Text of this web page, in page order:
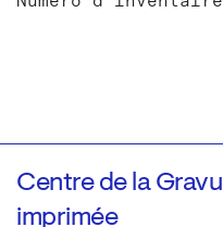
Centre de la
imprimée